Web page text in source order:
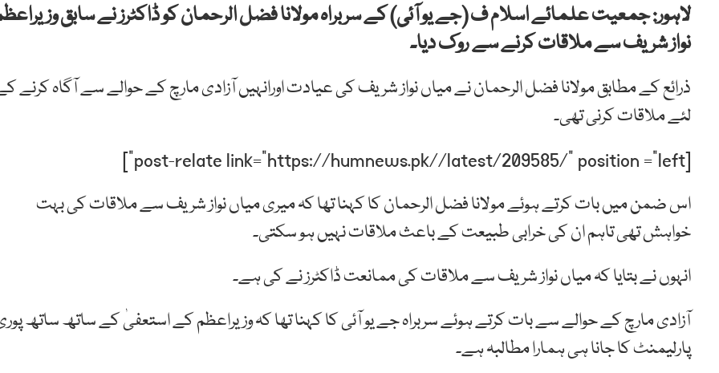
لاہور: جمعیت علمائے اسلام ف (جے یو آئی) کے سربراہ مولانا فضل الرحمان کو ڈاکٹرز نے سابق
نواز شریف سے ملاقات کرنے سے روک دیا۔
ذرائع کے مطابق مولانا فضل الرحمان نے میاں نواز شریف کی عیادت اورانہیں آزادی مارچ کے حوالے سے آگاہ کرنے
لئے ملاقات کرنی تھی۔
[post-relate link=”https://humnews.pk//latest/209585/” position =”left”]
اس ضمن میں بات کرتے ہوئے مولانا فضل الرحمان کا کہنا تھا کہ میری میاں نواز شریف سے ملاقات کی بہت
خواہش تھی تاہم ان کی خرابی طبیعت کے باعث ملاقات نہیں ہو سکتی۔
انہوں نے بتایا کہ میاں نواز شریف سے ملاقات کی ممانعت ڈاکٹرز نے کی ہے۔
آزادی مارچ کے حوالے سے بات کرتے ہوئے سربراہ جے یو آئی کا کہنا تھا کہ وزیراعظم کے استعفیٰ کے ساتھ ساتھ
پارلیمنٹ کا جانا ہی ہمارا مطالبہ ہے۔